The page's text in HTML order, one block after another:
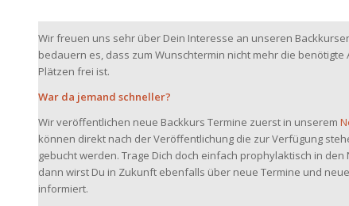
Wir freuen uns sehr über Dein Interesse an unseren
bedauern es, dass zum Wunschtermin nicht mehr die benötigte
Plätzen frei ist.
War da jemand schneller?
Wir veröffentlichen neue Backkurs Termine zuerst in unserem
können direkt nach der Veröffentlichung die zur Verfügung
gebucht werden. Trage Dich doch einfach prophylaktisch in den
dann wirst Du in Zukunft ebenfalls über neue Termine und
informiert.